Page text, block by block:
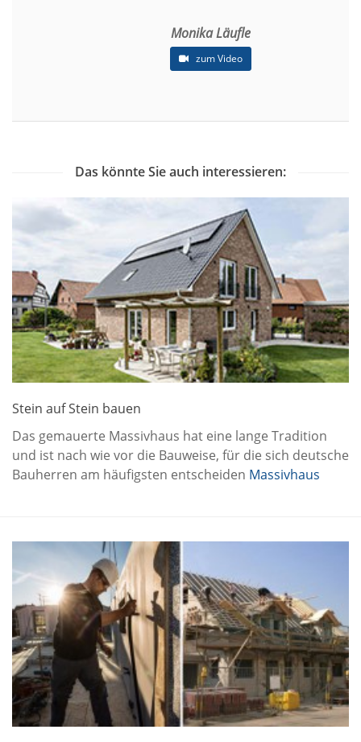
Monika Läufle
zum Video
Das könnte Sie auch interessieren:
Stein auf Stein bauen
Das gemauerte Massivhaus hat eine lange Tradition
und ist nach wie vor die Bauweise, für die sich deutsche
Bauherren am häufigsten entscheiden Massivhaus